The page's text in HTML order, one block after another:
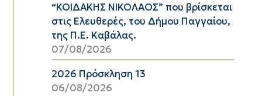
“ΚΟΙΔΑΚΗΣ ΝΙΚΟΛΑΟΣ” που βρίσκεται
στις Ελευθερές, του Δήμου Παγγαίου,
της Π.Ε. Καβάλας.
07/08/2026
2026 Πρόσκληση 13
06/08/2026